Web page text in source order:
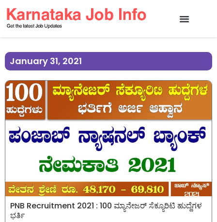
January 31, 2021
PNB Recruitment 2021 : 100 ಮ್ಯಾನೇಜರ್ ಸೆಕ್ಯೂರಿಟಿ ಹುದ್ದೆಗಳ
ಭರ್ತಿ